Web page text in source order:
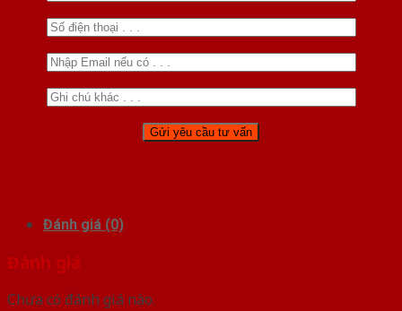
Đánh giá (0)
Đánh giá
Chưa có đánh giá nào.